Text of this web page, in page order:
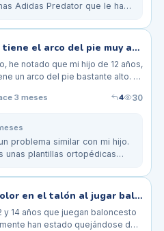
Adidas Predator que le han
También le…
Mi hijo de 12 años tiene el arco del pie muy alto, ¿debería preocuparme al hacer deporte?
he notado que mi hijo de 12 años,
un arco del pie bastante alto. A
en la planta del pie
3 meses 4 30
problema similar con mi hijo.
unas plantillas ortopédicas
el arco…
Mis hijos tienen dolor en el talón al jugar baloncesto, ¿es normal?
y 14 años que juegan baloncesto
han estado quejándose de